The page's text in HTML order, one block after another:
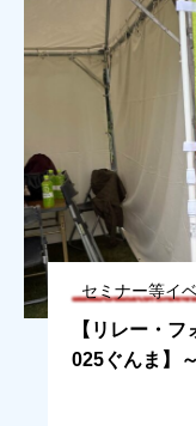
セミナー等イ
【リレー・
025ぐんま】